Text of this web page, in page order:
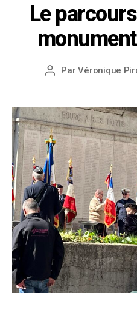
Le
ParVéronique